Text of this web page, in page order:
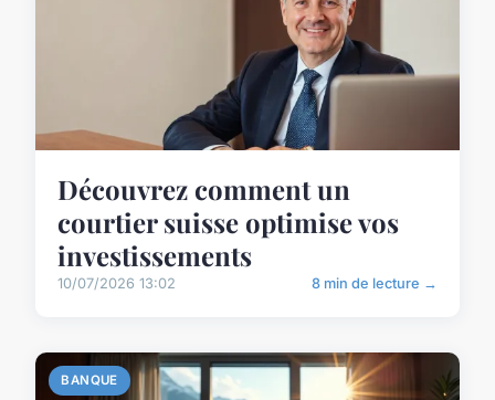
Découvrez comment un
courtier suisse optimise vos
investissements
10/07/2026 13:02 8 min de lecture →
BANQUE